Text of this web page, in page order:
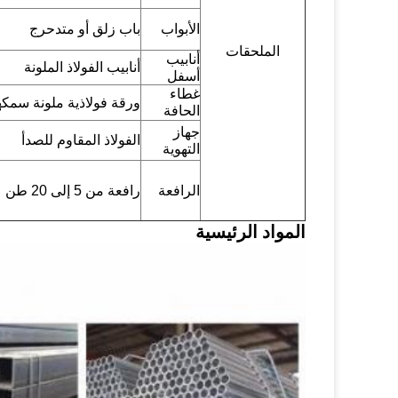
الملحقات
الأبواب
باب زلق أو متدحرج
أنابيب
أسفل
أنابيب الفولاذ الملونة
غطاء
الحافة
ورقة فولاذية ملونة سمكها 0.5
جهاز
التهوية
الفولاذ المقاوم للصدأ
الرافعة رافعة من 5 إلى 20 طن
المواد الرئيسية